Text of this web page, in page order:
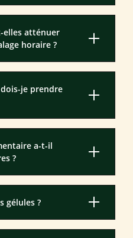
elles atténuer
horaire ?
je prendre
a-t-il
?
gélules ?